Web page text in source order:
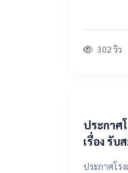
302 วิว
ประกาศ
เรื่อง รั
โรงอา
ประกาศโร